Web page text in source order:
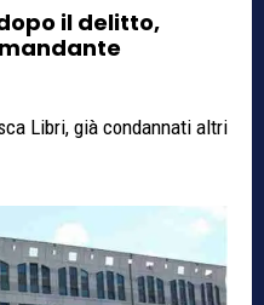
il delitto,
Libri, già condannati altri